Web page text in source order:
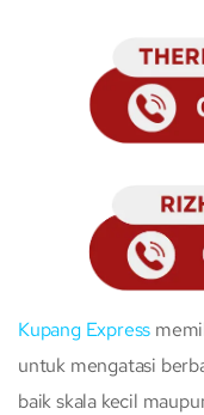
Kupang Express
untuk mengatasi
baik skala kecil